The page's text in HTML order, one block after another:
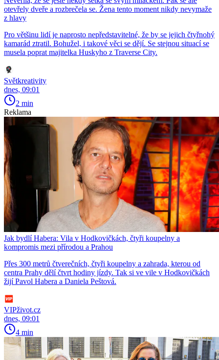
otevřely dveře a rozbrečela se. Žena tento moment nikdy nevymaže
z hlavy
Pro většinu lidí je naprosto nepředstavitelné, že by se jejich čtyřnohý
kamarád ztratil. Bohužel, i takové věci se dějí. Se stejnou situací se
musela poprat majitelka Huskyho z Traverse City.
Světkreativity
dnes, 09:01
2 min
Reklama
Jak bydlí Habera: Vila v Hodkovičkách, čtyři koupelny a
kompromis mezi přírodou a Prahou
Přes 300 metrů čtverečních, čtyři koupelny a zahrada, kterou od
centra Prahy dělí čtvrt hodiny jízdy. Tak si ve vile v Hodkovičkách
žijí Pavol Habera a Daniela Peštová.
VIPživot.cz
dnes, 09:01
4 min